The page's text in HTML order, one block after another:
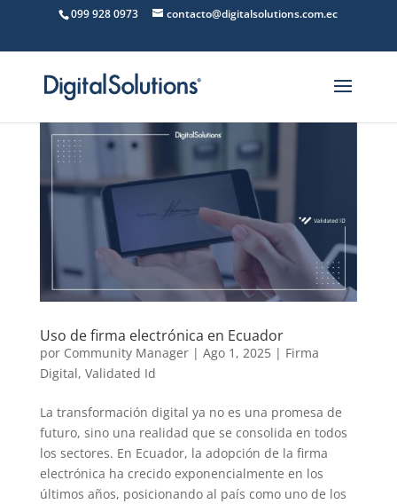
099 928 0973 contacto@digitalsolutions.com.ec
Uso de firma electrónica en Ecuador
por Community Manager| Ago 1, 2025| Firma
Digital, Validated Id
La transformación digital ya no es una promesa de
futuro, sino una realidad que se consolida en todos
los sectores. En Ecuador, la adopción de la firma
electrónica ha crecido exponencialmente en los
últimos años, posicionando al país como uno de los